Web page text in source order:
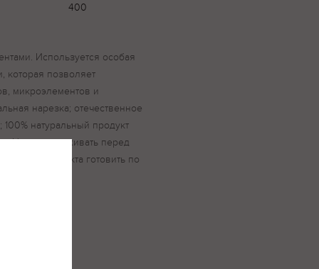
400
Используется особая
которая позволяет
микроэлементов и
нарезка; отечественное
натуральный продукт
Не размораживать перед
продукта готовить по